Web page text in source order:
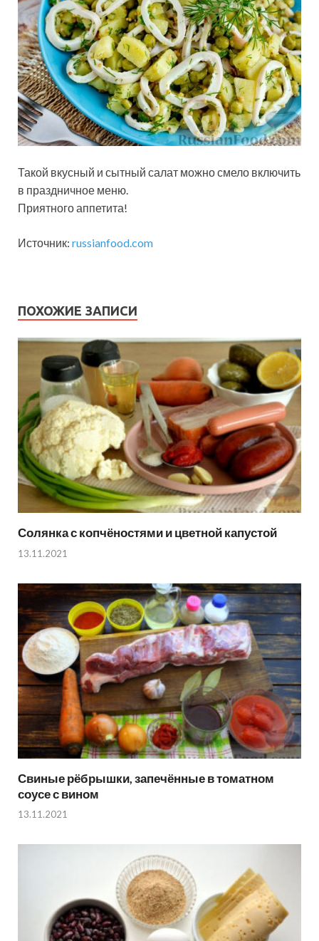
Такой вкусный и сытный салат можно смело включить
в праздничное меню.
Приятного аппетита!
Источник: russianfood.com
ПОХОЖИЕ ЗАПИСИ
Солянка с копчёностями и цветной капустой
13.11.2021
Свиные рёбрышки, запечённые в томатном
соусе с вином
13.11.2021